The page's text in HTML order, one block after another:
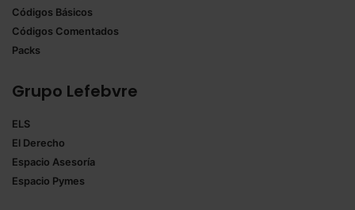
Códigos Básicos
Códigos Comentados
Packs
Grupo Lefebvre
ELS
El Derecho
Espacio Asesoría
Espacio Pymes